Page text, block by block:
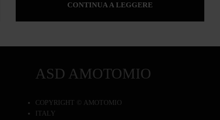
CONTINUA A LEGGERE
ASD AMOTOMIO
COPYRIGHT © AMOTOMIO
ITALY